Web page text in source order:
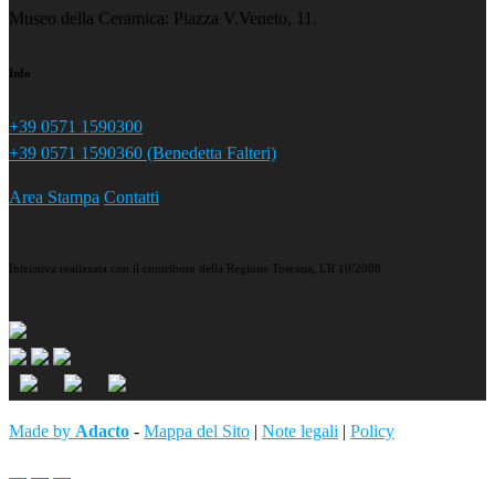
Museo della Ceramica: Piazza V.Veneto, 11.
Info
+39 0571 1590300
+39 0571 1590360 (Benedetta Falteri)
Area Stampa Contatti
Iniziativa realizzata con il contributo della Regione Toscana, LR 10/2008.
Made by Adacto - Mappa del Sito | Note legali | Policy